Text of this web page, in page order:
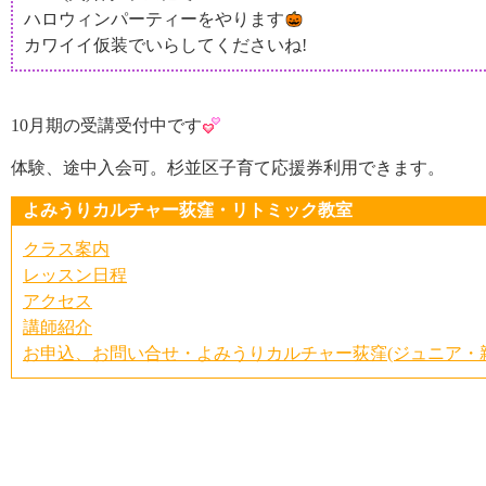
ハロウィンパーティーをやります
カワイイ仮装でいらしてくださいね!
10月期の受講受付中です
体験、途中入会可。杉並区子育て応援券利用できます。
よみうりカルチャー荻窪・リトミック教室
クラス案内
レッスン日程
アクセス
講師紹介
お申込、お問い合せ・よみうりカルチャー荻窪(ジュニア・